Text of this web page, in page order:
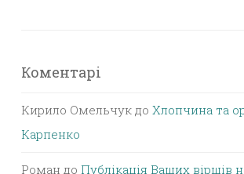
Коментарі
Кирило Омельчук до Хлопчина та
Карпенко
Роман до Публікація Ваших віршів